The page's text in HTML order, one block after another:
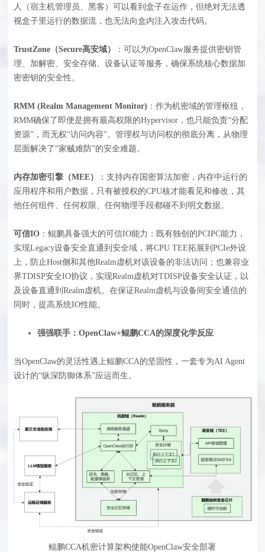
人（宿主机管理员、黑客）可以看到盒子在运作，但绝对无法透
视盒子里运行的数据流，也无法向盒内注入攻击代码。
TrustZone（Secure高安域）
：可以为OpenClaw服务提供密钥管
理、加解密、安全存储、设备认证等服务，确保系统核心数据加
密密钥的安全性。
RMM (Realm Management Monitor) ：作为机密域的管理枢纽，
RMM确保了即便是拥有最高权限的Hypervisor，也只能负责“分配
资源”，而无权“访问内容”。管理权与访问权的彻底分离，从物理
层面解决了“家贼难防”的安全难题。
内存加密引擎（MEE）
：支持内存国密算法加密，内存中运行的
应用程序和用户数据，只有被授权的CPU核才能看见和修改，其
他任何组件、任何权限、任何物理手段都碰不到明文数据。
可信IO ：鲲鹏具备强大的可信IO能力：既有独创的PCIPC能力，
实现Legacy设备安全直通到安全域，将CPU TEE拓展到PCIe外设
上，防止Host侧和其他Realm虚机对该设备的非法访问；也兼容业
界TDISP安全IO协议，实现Realm虚机对TDISP设备安全认证，以
及设备直通到Realm虚机。在保证Realm虚机与设备间安全通信的
同时，提高系统IO性能。
强强联手：OpenClaw+鲲鹏CCA的深度化学反应
当OpenClaw的灵活性遇上鲲鹏CCA的坚固性，一套专为AI Agent
设计的“纵深防御体系”应运而生。
鲲鹏CCA机密计算架构使能OpenClaw安全部署